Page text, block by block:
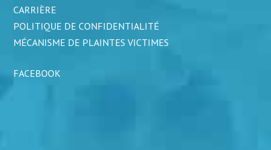
CARRIÈRE
POLITIQUE DE CONFIDENTIALITÉ
MÉCANISME DE PLAINTES VICTIMES
FACEBOOK